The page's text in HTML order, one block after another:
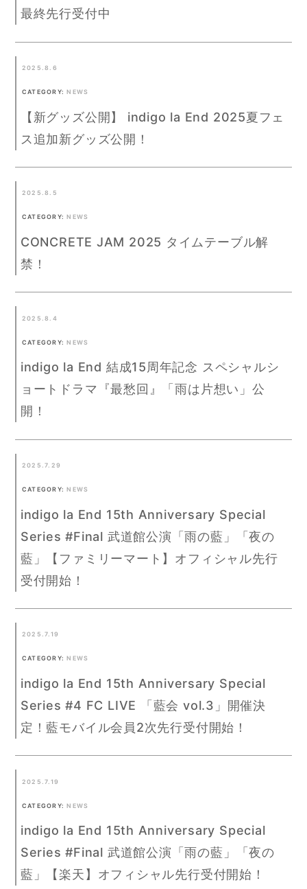
最終先行受付中
2025.8.6
CATEGORY: NEWS
【新グッズ公開】 indigo la End 2025夏フェ
ス追加新グッズ公開！
2025.8.5
CATEGORY: NEWS
CONCRETE JAM 2025 タイムテーブル解
禁！
2025.8.4
CATEGORY: NEWS
indigo la End 結成15周年記念 スペシャルシ
ョートドラマ『最愁回』「雨は片想い」公
開！
2025.7.29
CATEGORY: NEWS
indigo la End 15th Anniversary Special
Series #Final 武道館公演「雨の藍」「夜の
藍」【ファミリーマート】オフィシャル先行
受付開始！
2025.7.19
CATEGORY: NEWS
indigo la End 15th Anniversary Special
Series #4 FC LIVE 「藍会 vol.3」開催決
定！藍モバイル会員2次先行受付開始！
2025.7.19
CATEGORY: NEWS
indigo la End 15th Anniversary Special
Series #Final 武道館公演「雨の藍」「夜の
藍」【楽天】オフィシャル先行受付開始！